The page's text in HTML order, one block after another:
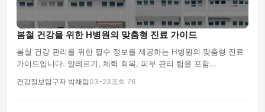
봄철 건강을 위한 H병원의 맞춤형 진료 가이드
봄철 건강 관리를 위한 필수 정보를 제공하는 H병원의 맞춤형 진료
가이드입니다. 알레르기, 체력 회복, 피부 관리 팁을 포함...
건강정보탐구자 박채림03-23조회 76